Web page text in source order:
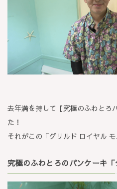
去年満を持して【究極のふわとろ
た！
それがこの「グリルド ロイヤル
究極のふわとろのパンケーキ